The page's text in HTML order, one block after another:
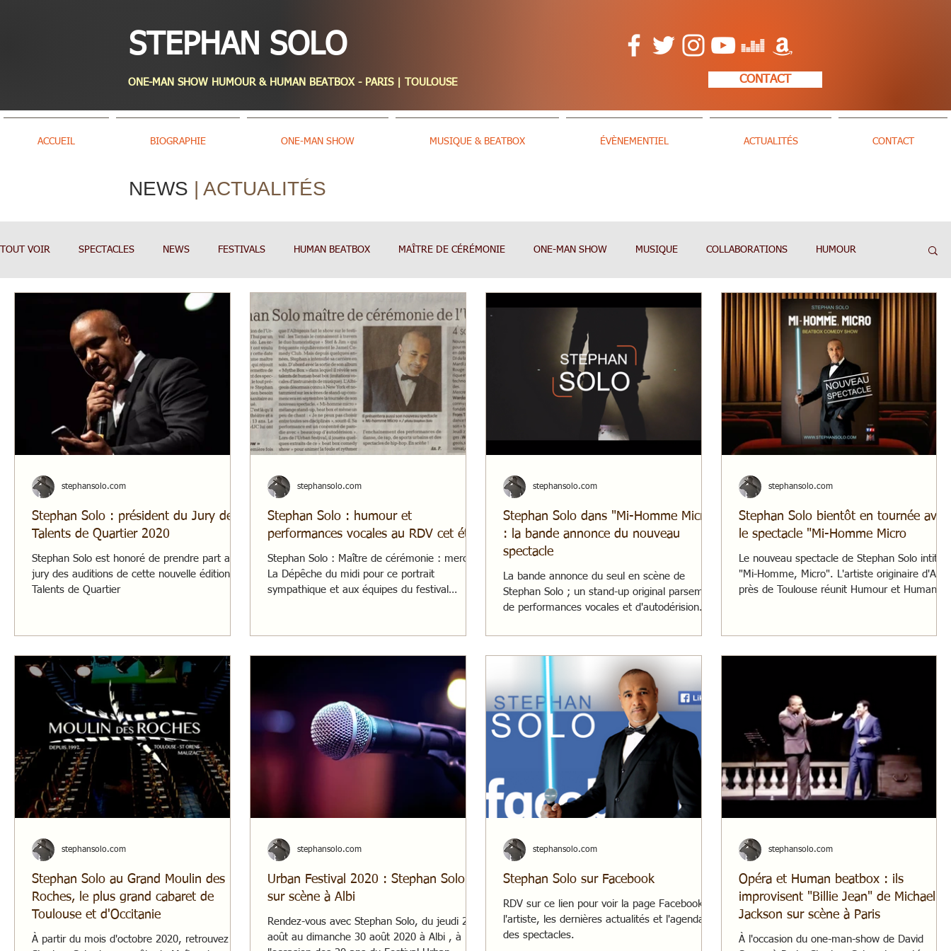
STEPHAN SOLO
ONE-MAN SHOW HUMOUR & HUMAN BEATBOX - PARIS | TOULOUSE CONTACT
ACCUEIL BIOGRAPHIE ONE-MAN SHOW MUSIQUE & BEATBOX ÉVÈNEMENTIEL ACTUALITÉS CONTACT
NEWS | ACTUALITÉS
TOUT VOIR SPECTACLES NEWS FESTIVALS HUMAN BEATBOX MAÎTRE DE CÉRÉMONIE ONE-MAN SHOW MUSIQUE COLLABORATIONS HUMOUR
Stephan Solo : président du Jury de
Talents de Quartier 2020
Stephan Solo est honoré de prendre part au
jury des auditions de cette nouvelle édition de
Talents de Quartier
stephansolo.com
Stephan Solo : humour et
performances vocales au RDV cet été
Stephan Solo : Maître de cérémonie : merci à
La Dépêche du midi pour ce portrait
sympathique et aux équipes du festival
stephansolo.com
Stephan Solo dans "Mi-Homme Micro"
: la bande annonce du nouveau
spectacle
La bande annonce du seul en scène de
Stephan Solo ; un stand-up original parsemé
de performances vocales et d'autodérision.
stephansolo.com
Stephan Solo bientôt en tournée avec
le spectacle "Mi-Homme Micro
Le nouveau spectacle de Stephan Solo intitulé
"Mi-Homme, Micro". L'artiste originaire d'Albi
près de Toulouse réunit Humour et Human
stephansolo.com
Stephan Solo au Grand Moulin des
Roches, le plus grand cabaret de
Toulouse et d'Occitanie
À partir du mois d'octobre 2020, retrouvez
stephansolo.com
Urban Festival 2020 : Stephan Solo
sur scène à Albi
Rendez-vous avec Stephan Solo, du jeudi 27
août au dimanche 30 août 2020 à Albi , à
stephansolo.com
Stephan Solo sur Facebook
RDV sur ce lien pour voir la page Facebook de
l'artiste, les dernières actualités et l'agenda
des spectacles.
stephansolo.com
Opéra et Human beatbox : ils
improvisent "Billie Jean" de Michael
Jackson sur scène à Paris
À l'occasion du one-man-show de David
stephansolo.com